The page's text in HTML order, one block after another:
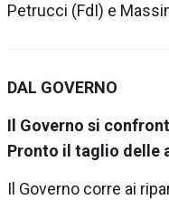
Petrucci (FdI) e
DAL GOVERNO
Il Governo si
Pronto il taglio delle
Il Governo corre ai